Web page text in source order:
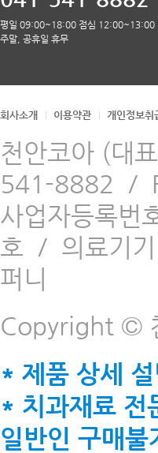
평일 09:00~18:00 점심 12:00~13:00
주말, 공휴일 휴무
회사소개 이용약관 개인정보취
천안코아 (대
541-8882 /
사업자등록
호 / 의료기
퍼니
Copyright ©
* 제품 상세
* 치과재료 전
일반인 구매불